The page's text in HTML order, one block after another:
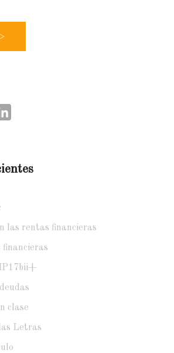
las rentas financieras
clase
Letras